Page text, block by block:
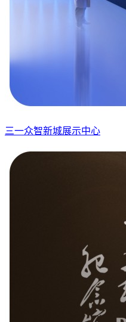
三一众智新城展示中心